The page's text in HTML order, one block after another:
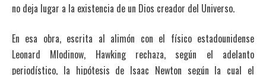
no deja lugar a la existencia de un Dios creador del Universo.
En esa obra, escrita al alimón con el físico estadounidense
Leonard Mlodinow, Hawking rechaza, según el adelanto
periodístico, la hipótesis de Isaac Newton según la cual el